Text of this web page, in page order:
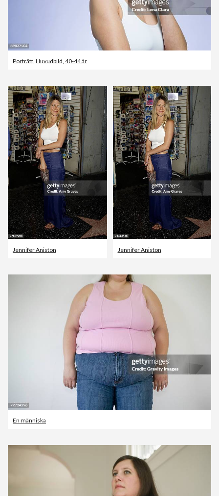
Porträtt, Huvudbild, 40-44 år
Jennifer Aniston Jennifer Aniston
En människa